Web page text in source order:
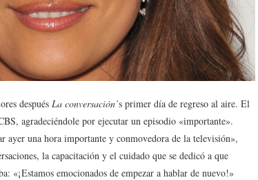
después La conversación’s primer día de regreso al aire. El
agradeciéndole por ejecutar un episodio «importante».
ayer una hora importante y conmovedora de la televisión»,
la capacitación y el cuidado que se dedicó a que
«¡Estamos emocionados de empezar a hablar de nuevo!»